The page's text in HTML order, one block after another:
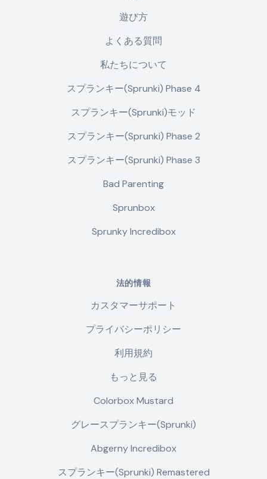
遊び方
よくある質問
私たちについて
スプランキー(Sprunki) Phase 4
スプランキー(Sprunki)モッド
スプランキー(Sprunki) Phase 2
スプランキー(Sprunki) Phase 3
Bad Parenting
Sprunbox
Sprunky Incredibox
法的情報
カスタマーサポート
プライバシーポリシー
利用規約
もっと見る
Colorbox Mustard
グレースプランキー(Sprunki)
Abgerny Incredibox
スプランキー(Sprunki) Remastered